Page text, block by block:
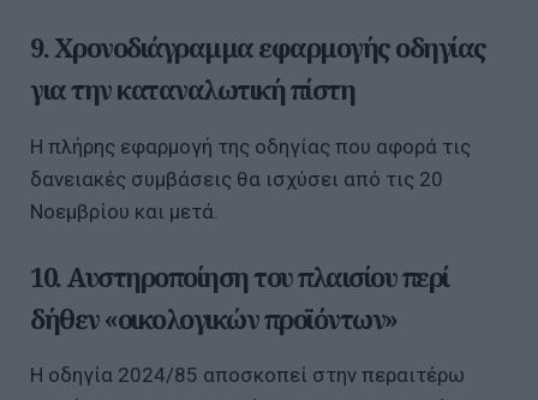
9. Χρονοδιάγραμμα εφαρμογής οδηγίας
για την καταναλωτική πίστη
Η πλήρης εφαρμογή της οδηγίας που αφορά τις
δανειακές συμβάσεις θα ισχύσει από τις 20
Νοεμβρίου και μετά.
10. Αυστηροποίηση του πλαισίου περί
δήθεν «οικολογικών προϊόντων»
Η οδηγία 2024/85 αποσκοπεί στην περαιτέρω